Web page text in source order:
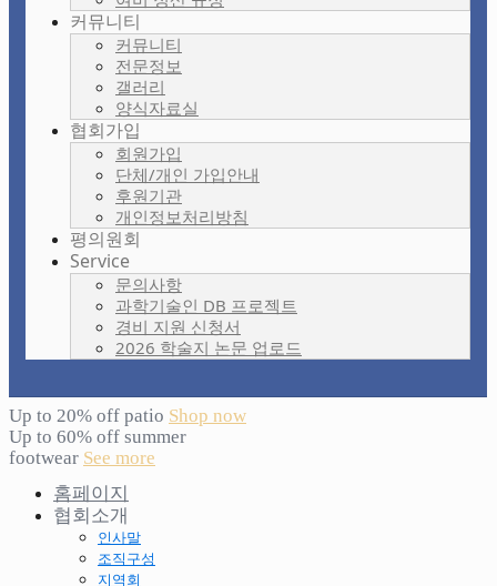
커뮤니티
커뮤니티
전문정보
갤러리
양식자료실
협회가입
회원가입
단체/개인 가입안내
후원기관
개인정보처리방침
평의원회
Service
문의사항
과학기술인 DB 프로젝트
경비 지원 신청서
2026 학술지 논문 업로드
Up to 20% off patio Shop now
Up to 60% off summer
footwear See more
홈페이지
협회소개
인사말
조직구성
지역회